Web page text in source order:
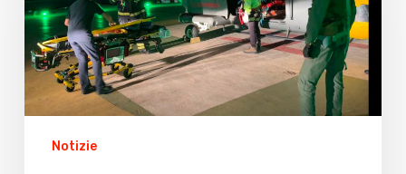
salvato
con
elicottero
dell’Aeronautica
Militare
Notizie